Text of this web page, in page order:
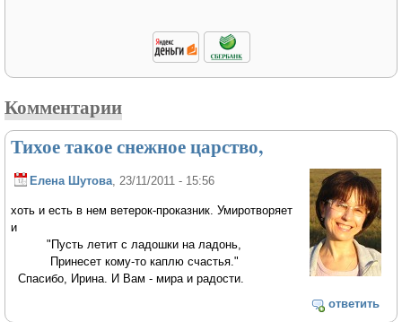
Комментарии
Тихое такое снежное царство,
Елена Шутова , 23/11/2011 - 15:56
хоть и есть в нем ветерок-проказник. Умиротворяет
и
"Пусть летит с ладошки на ладонь,
Принесет кому-то каплю счастья."
Спасибо, Ирина. И Вам - мира и радости.
ответить